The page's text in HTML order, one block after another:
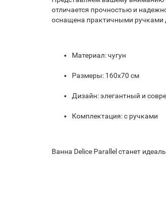
отличается прочностью и
оснащена практичными ручками
Материал: чугун
Размеры: 160x70 см
Дизайн: элегантный и
Комплектация: с ручками
Ванна Delice Parallel станет